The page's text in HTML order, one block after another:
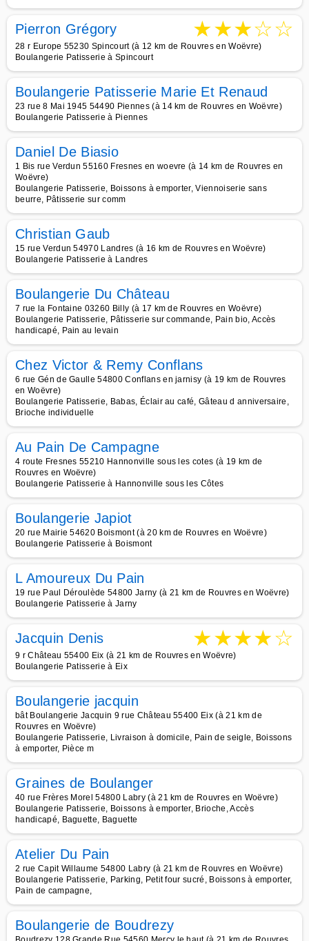
Pierron Grégory ★★★☆☆
28 r Europe 55230 Spincourt (à 12 km de Rouvres en Woëvre)
Boulangerie Patisserie à Spincourt
Boulangerie Patisserie Marie Et Renaud
23 rue 8 Mai 1945 54490 Piennes (à 14 km de Rouvres en Woëvre)
Boulangerie Patisserie à Piennes
Daniel De Biasio
1 Bis rue Verdun 55160 Fresnes en woevre (à 14 km de Rouvres en
Woëvre)
Boulangerie Patisserie, Boissons à emporter, Viennoiserie sans
beurre, Pâtisserie sur comm
Christian Gaub
15 rue Verdun 54970 Landres (à 16 km de Rouvres en Woëvre)
Boulangerie Patisserie à Landres
Boulangerie Du Château
7 rue la Fontaine 03260 Billy (à 17 km de Rouvres en Woëvre)
Boulangerie Patisserie, Pâtisserie sur commande, Pain bio, Accès
handicapé, Pain au levain
Chez Victor & Remy Conflans
6 rue Gén de Gaulle 54800 Conflans en jarnisy (à 19 km de Rouvres
en Woëvre)
Boulangerie Patisserie, Babas, Éclair au café, Gâteau d anniversaire,
Brioche individuelle
Au Pain De Campagne
4 route Fresnes 55210 Hannonville sous les cotes (à 19 km de
Rouvres en Woëvre)
Boulangerie Patisserie à Hannonville sous les Côtes
Boulangerie Japiot
20 rue Mairie 54620 Boismont (à 20 km de Rouvres en Woëvre)
Boulangerie Patisserie à Boismont
L Amoureux Du Pain
19 rue Paul Déroulède 54800 Jarny (à 21 km de Rouvres en Woëvre)
Boulangerie Patisserie à Jarny
Jacquin Denis ★★★★☆
9 r Château 55400 Eix (à 21 km de Rouvres en Woëvre)
Boulangerie Patisserie à Eix
Boulangerie jacquin
bât Boulangerie Jacquin 9 rue Château 55400 Eix (à 21 km de
Rouvres en Woëvre)
Boulangerie Patisserie, Livraison à domicile, Pain de seigle, Boissons
à emporter, Pièce m
Graines de Boulanger
40 rue Frères Morel 54800 Labry (à 21 km de Rouvres en Woëvre)
Boulangerie Patisserie, Boissons à emporter, Brioche, Accès
handicapé, Baguette, Baguette
Atelier Du Pain
2 rue Capit Willaume 54800 Labry (à 21 km de Rouvres en Woëvre)
Boulangerie Patisserie, Parking, Petit four sucré, Boissons à emporter,
Pain de campagne,
Boulangerie de Boudrezy